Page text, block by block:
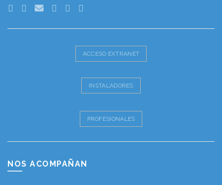
ACCESO EXTRANET
INSTALADORES
PROFESIONALES
NOS ACOMPAÑAN